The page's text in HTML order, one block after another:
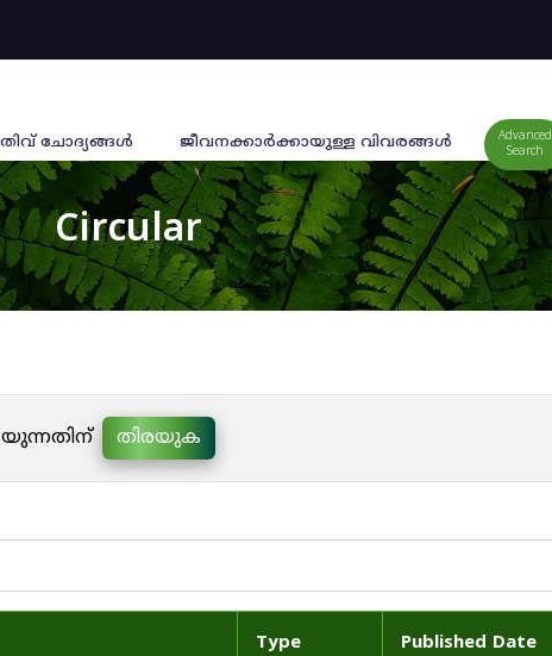
ചോദ്യങ്ങൾ ജീവനക്കാര്‍ക്കായുള്ള വിവരങ്ങള്‍
Advanced
Search
Circular
തിരയുക
Type Published Date